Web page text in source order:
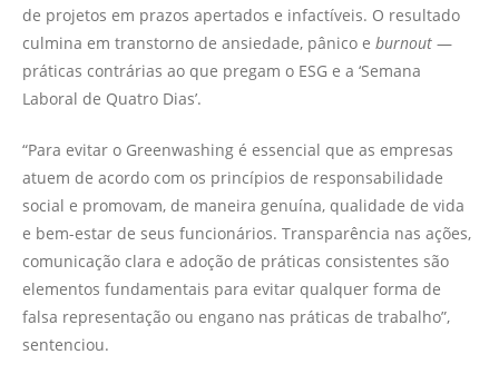
de projetos em prazos apertados e infactíveis. O resultado
culmina em transtorno de ansiedade, pânico e burnout —
práticas contrárias ao que pregam o ESG e a ‘Semana
Laboral de Quatro Dias’.
“Para evitar o Greenwashing é essencial que as empresas
atuem de acordo com os princípios de responsabilidade
social e promovam, de maneira genuína, qualidade de vida
e bem-estar de seus funcionários. Transparência nas ações,
comunicação clara e adoção de práticas consistentes são
elementos fundamentais para evitar qualquer forma de
falsa representação ou engano nas práticas de trabalho”,
sentenciou.